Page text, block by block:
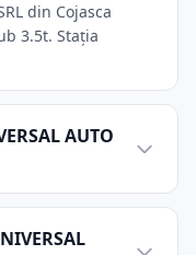
din Cojasca
3.5t. Stația
AUTO